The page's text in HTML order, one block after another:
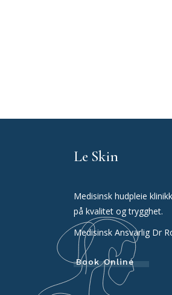
Le Skin
Medisinsk hudpleie
på kvalitet og trygghet.
Medisinsk Ansvarlig Dr
Book Online